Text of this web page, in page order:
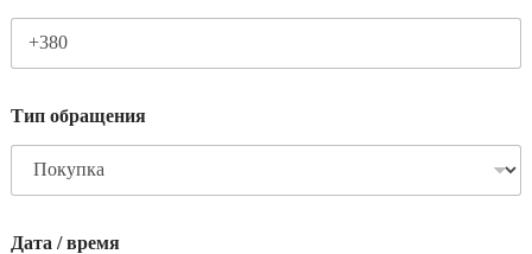
Тип обращения
Дата / время